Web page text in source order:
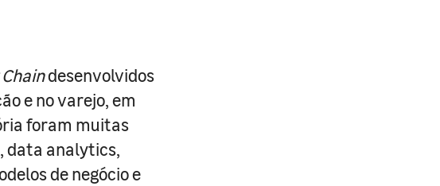
desenvolvidos
e no varejo, em
foram muitas
data analytics,
de negócio e